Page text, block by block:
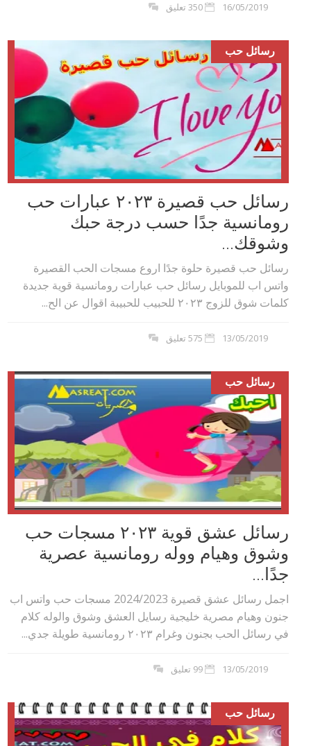
16/05/2019 350 تعليق
رسائل حب
رسائل حب قصيرة ٢٠٢۳ عبارات حب
رومانسية جدًا حسب درجة حبك
وشوقك...
رسائل حب قصيرة حلوة جدًا اروع مسجات الحب القصيرة
واتس اب للموبايل رسائل حب عبارات رومانسية قوية جديدة
كلمات شوق للزوج ٢٠٢۳ للحبيب للحبيبة اقوال عن الح...
13/05/2019 575 تعليق
رسائل حب
رسائل عشق قوية ٢٠٢۳ مسجات حب
وشوق وهيام ووله رومانسية عصرية
جدًا...
اجمل رسائل عشق قصيرة 2024/2023 مسجات حب واتس اب
جنون وهيام مصرية خليجية رسايل العشق وشوق والوله كلام
في رسائل الحب بجنون وغرام ٢٠٢۳ رومانسية طويلة جدي...
13/05/2019 99 تعليق
رسائل حب